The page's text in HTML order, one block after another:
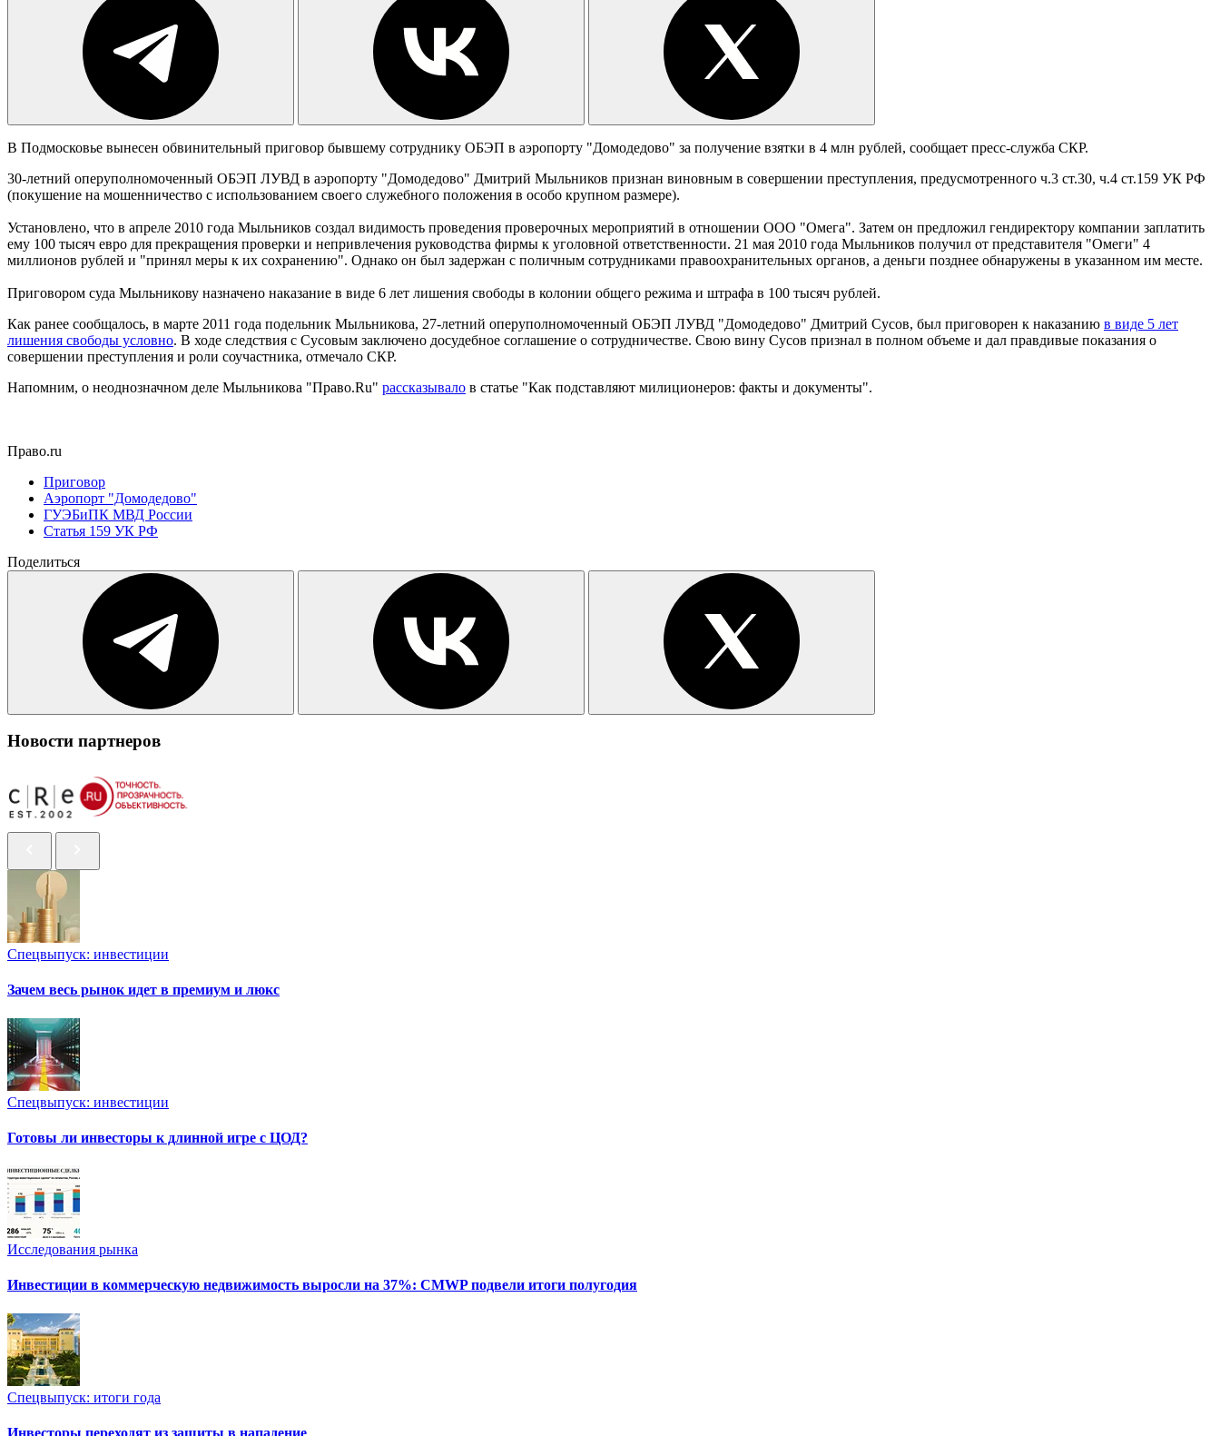
В Подмосковье вынесен обвинительный приговор бывшему сотруднику ОБЭП в аэропорту "Домодедово" за получение взятки в 4 млн рублей, сообщает пресс-служба СКР.
30-летний оперуполномоченный ОБЭП ЛУВД в аэропорту "Домодедово" Дмитрий Мыльников признан виновным в совершении преступления, предусмотренного ч.3 ст.30, ч.4 ст.159 УК РФ
(покушение на мошенничество с использованием своего служебного положения в особо крупном размере).
Установлено, что в апреле 2010 года Мыльников создал видимость проведения проверочных мероприятий в отношении ООО "Омега". Затем он предложил гендиректору компании заплатить
ему 100 тысяч евро для прекращения проверки и непривлечения руководства фирмы к уголовной ответственности. 21 мая 2010 года Мыльников получил от представителя "Омеги" 4
миллионов рублей и "принял меры к их сохранению". Однако он был задержан с поличным сотрудниками правоохранительных органов, а деньги позднее обнаружены в указанном им месте.
Приговором суда Мыльникову назначено наказание в виде 6 лет лишения свободы в колонии общего режима и штрафа в 100 тысяч рублей.
Как ранее сообщалось, в марте 2011 года подельник Мыльникова, 27-летний оперуполномоченный ОБЭП ЛУВД "Домодедово" Дмитрий Сусов, был приговорен к наказанию в виде 5 лет
лишения свободы условно. В ходе следствия с Сусовым заключено досудебное соглашение о сотрудничестве. Свою вину Сусов признал в полном объеме и дал правдивые показания о
совершении преступления и роли соучастника, отмечало СКР.
Напомним, о неоднозначном деле Мыльникова "Право.Ru" рассказывало в статье "Как подставляют милиционеров: факты и документы".
Право.ru
Приговор
Аэропорт "Домодедово"
ГУЭБиПК МВД России
Статья 159 УК РФ
Поделиться
Новости партнеров
Спецвыпуск: инвестиции
Зачем весь рынок идет в премиум и люкс
Спецвыпуск: инвестиции
Готовы ли инвесторы к длинной игре с ЦОД?
Исследования рынка
Инвестиции в коммерческую недвижимость выросли на 37%: CMWP подвели итоги полугодия
Спецвыпуск: итоги года
Инвесторы переходят из защиты в нападение